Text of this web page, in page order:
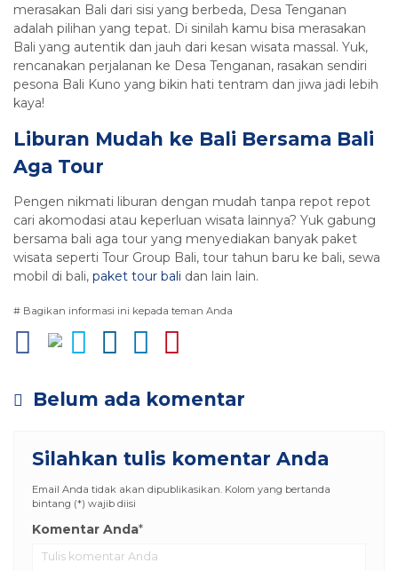
merasakan Bali dari sisi yang berbeda, Desa Tenganan
adalah pilihan yang tepat. Di sinilah kamu bisa merasakan
Bali yang autentik dan jauh dari kesan wisata massal. Yuk,
rencanakan perjalanan ke Desa Tenganan, rasakan sendiri
pesona Bali Kuno yang bikin hati tentram dan jiwa jadi lebih
kaya!
Liburan Mudah ke Bali Bersama Bali
Aga Tour
Pengen nikmati liburan dengan mudah tanpa repot repot
cari akomodasi atau keperluan wisata lainnya? Yuk gabung
bersama bali aga tour yang menyediakan banyak paket
wisata seperti Tour Group Bali, tour tahun baru ke bali, sewa
mobil di bali, paket tour bali dan lain lain.
# Bagikan informasi ini kepada teman Anda
Belum ada komentar
Silahkan tulis komentar Anda
Email Anda tidak akan dipublikasikan. Kolom yang bertanda
bintang (*) wajib diisi
Komentar Anda*